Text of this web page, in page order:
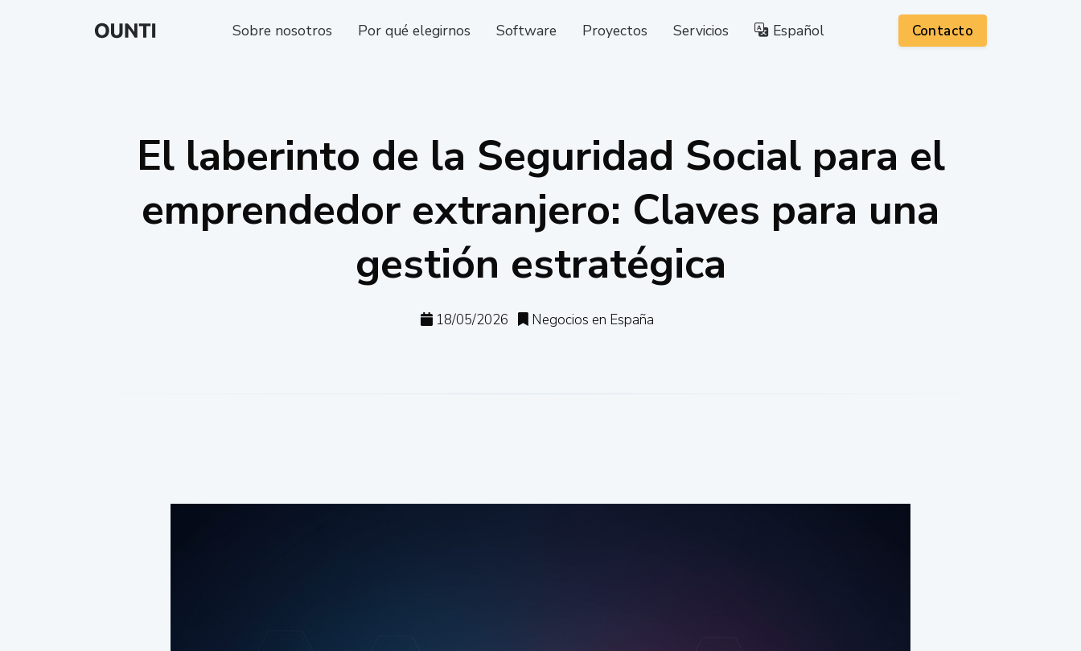
Sobre nosotros Por qué elegirnos Software Proyectos Servicios Español Contacto
El laberinto de la Seguridad Social para el
emprendedor extranjero: Claves para una
gestión estratégica
18/05/2026 Negocios en España